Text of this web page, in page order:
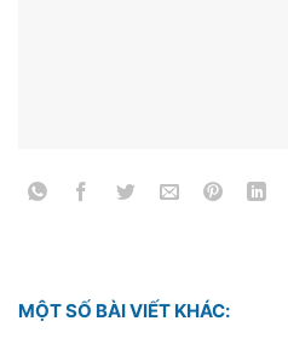
MỘT SỐ BÀI VIẾT KHÁC: